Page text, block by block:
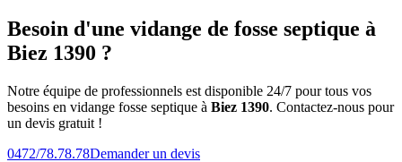
Besoin d'une vidange de fosse septique à
Biez 1390 ?
Notre équipe de professionnels est disponible 24/7 pour tous vos
besoins en vidange fosse septique à Biez 1390. Contactez-nous pour
un devis gratuit !
0472/78.78.78Demander un devis